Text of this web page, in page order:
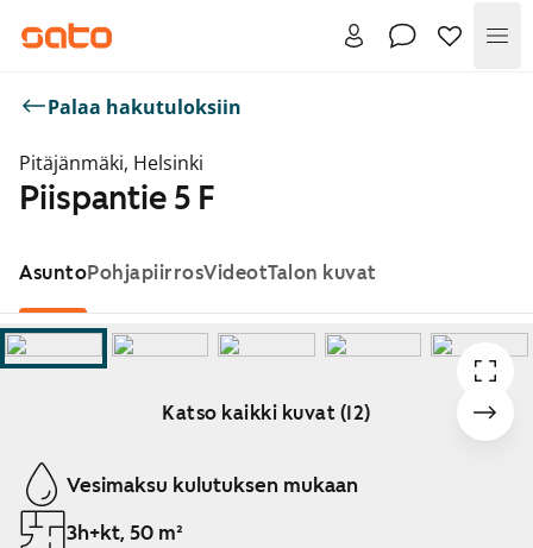
Palaa hakutuloksiin
Pitäjänmäki, Helsinki
Piispantie 5 F
AsuntoPohjapiirrosVideotTalon kuvat
Katso kaikki kuvat (12)
Näytetään dia 1 / 12
Vesimaksu kulutuksen mukaan
3h+kt, 50 m²